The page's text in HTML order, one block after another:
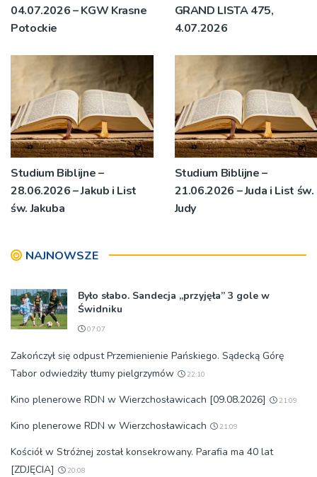
04.07.2026 – KGW Krasne
Potockie
GRAND LISTA 475,
4.07.2026
Studium Biblijne –
28.06.2026 – Jakub i List
św. Jakuba
Studium Biblijne –
21.06.2026 – Juda i List św.
Judy
NAJNOWSZE
Było słabo. Sandecja „przyjęła” 3 gole w
Świdniku
07:07
Zakończył się odpust Przemienienie Pańskiego. Sądecką Górę
Tabor odwiedziły tłumy pielgrzymów
22:10
Kino plenerowe RDN w Wierzchosławicach [09.08.2026] 21:09
Kino plenerowe RDN w Wierzchosławicach 21:09
Kościół w Stróżnej został konsekrowany. Parafia ma 40 lat
[ZDJĘCIA]
20:08